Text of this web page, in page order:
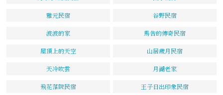
雅元民宿 谷野民宿
波波的家 馬告的傳奇民宿
屋頂上的天空 山居歲月民宿
天冷吹雲 月湖老家
飛花落院民宿 王子日出印象民宿